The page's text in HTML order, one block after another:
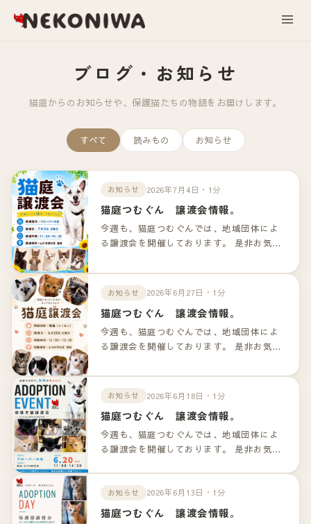
ブログ・お知らせ
猫庭からのお知らせや、保護猫たちの物語をお届けします。
すべて 読みもの お知らせ
お知らせ 2026年7月4日・1分
猫庭つむぐん 譲渡会情報。
今週も、猫庭つむぐんでは、地域団体によ
る譲渡会を開催しております。 是非お気軽
ンクよりご確認下さいませ。
お知らせ 2026年6月27日・1分
猫庭つむぐん 譲渡会情報。
今週も、猫庭つむぐんでは、地域団体によ
る譲渡会を開催しております。 是非お気軽
ンクよりご確認下さいませ。
お知らせ 2026年6月18日・1分
猫庭つむぐん 譲渡会情報。
今週も、猫庭つむぐんでは、地域団体によ
る譲渡会を開催しております。 是非お気軽
ンクよりご確認下さいませ。
お知らせ 2026年6月13日・1分
猫庭つむぐん 譲渡会情報。